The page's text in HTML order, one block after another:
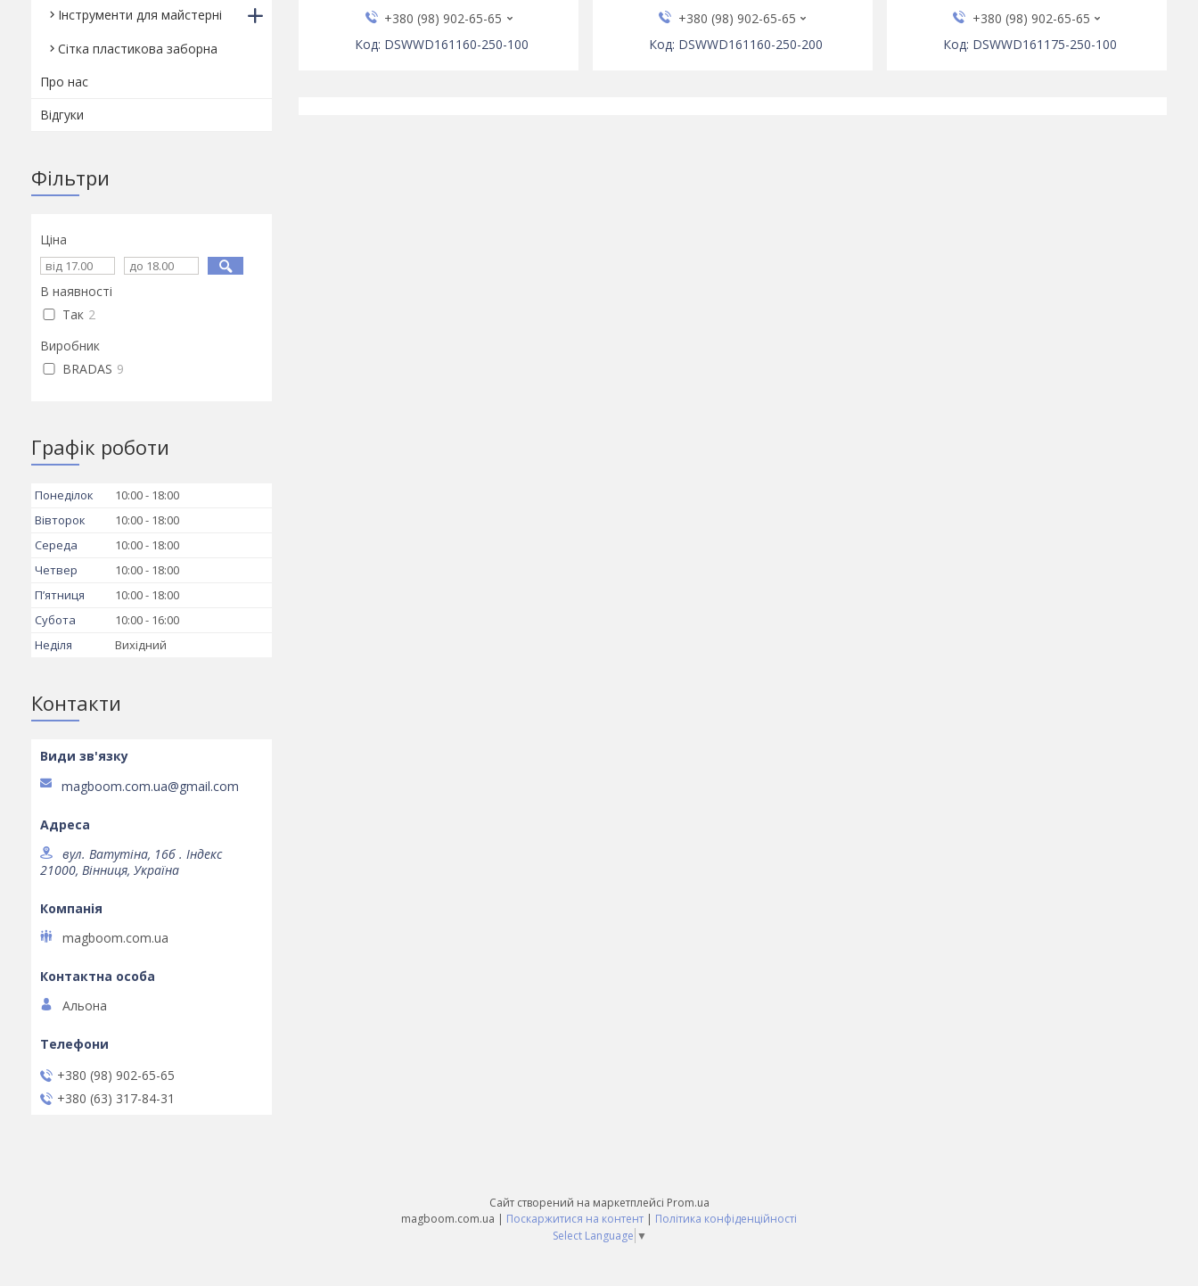
+380 (98) 902-65-65
DSWWD161160-250-100
+380 (98) 902-65-65
DSWWD161160-250-200
+380 (98) 902-65-65
DSWWD161175-250-100
Інструменти для майстерні
Сітка пластикова заборна
Про нас
Відгуки
Фільтри
Ціна
В наявності
Так 2
Виробник
BRADAS 9
Графік роботи
Понеділок 10:00
18:00
Вівторок
10:00
18:00
Середа
10:00
18:00
Четвер
10:00
18:00
Пʼятниця
10:00
18:00
Субота
10:00
16:00
Неділя
Вихідний
Контакти
magboom.com.ua@gmail.com
вул. Ватутіна, 16б . Індекс
21000, Вінниця, Україна
magboom.com.ua
Альона
+380 (98) 902-65-65
+380 (63) 317-84-31
Сайт створений на маркетплейсі Prom.ua
magboom.com.ua | Поскаржитися на контент | Політика конфіденційності
Select Language ▼